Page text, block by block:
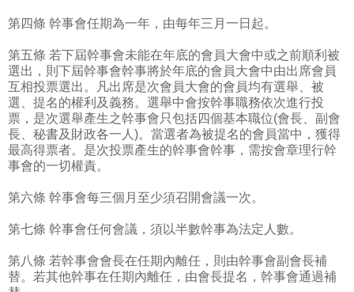
第四條 幹事會任期為一年，由每年三月一日起。
第五條 若下屆幹事會未能在年底的會員大會中或之前順利被
選出，則下屆幹事會幹事將於年底的會員大會中由出席會員
互相投票選出。凡出席是次會員大會的會員均有選舉、被
選、提名的權利及義務。選舉中會按幹事職務依次進行投
票，是次選舉產生之幹事會只包括四個基本職位(會長、副會
長、秘書及財政各一人)。當選者為被提名的會員當中，獲得
最高得票者。是次投票產生的幹事會幹事，需按會章理行幹
事會的一切權責。
第六條 幹事會每三個月至少須召開會議一次。
第七條 幹事會任何會議，須以半數幹事為法定人數。
第八條 若幹事會會長在任期內離任，則由幹事會副會長補
替。若其他幹事在任期內離任，由會長提名，幹事會通過補